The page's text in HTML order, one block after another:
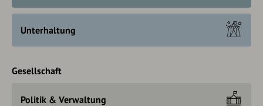
Unterhaltung
Gesellschaft
Politik & Verwaltung